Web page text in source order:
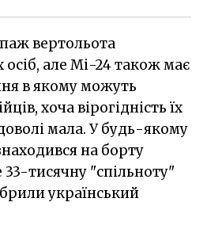
вертольота
осіб, але Мі-24 також має
в якому можуть
хоча вірогідність їх
мала. У будь-якому
на борту
тисячну "спільноту"
український